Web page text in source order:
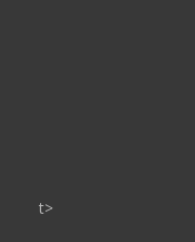
t>